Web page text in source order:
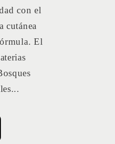
con el
cutánea
El